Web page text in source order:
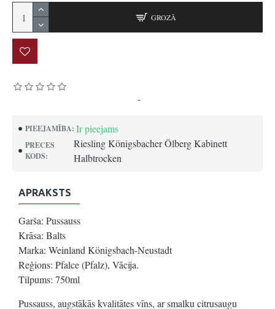
PIEEJAMĪBA: Ir pieejams
PRECES
KODS:
Riesling Königsbacher Ölberg Kabinett
Halbtrocken
-
GROZĀ
APRAKSTS
Garša: Pussauss
Krāsa: Balts
Marka: Weinland Königsbach-Neustadt
Reģions: Pfalce (Pfalz), Vācija.
Tilpums: 750ml
Pussauss, augstākās kvalitātes vīns, ar smalku citrusaugu